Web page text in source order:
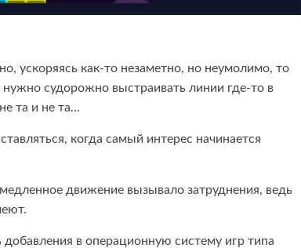
ускоряясь как-то незаметно, но неумолимо, то
судорожно выстраивать линии где-то в
та и не та…
когда самый интерес начинается
движение вызывало затруднения, ведь
в операционную систему игр типа